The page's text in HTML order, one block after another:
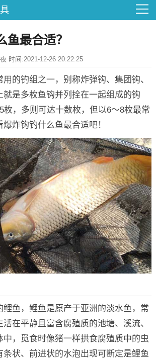
鱼最合适？
时间:2021-12-26 20:22:25
的钓组之一，别称炸弹钩、集团钩、
就是多枚鱼钩并列拴在一起组成的钩
枚，多则可达十数枚，但以6～8枚最常
炸钩钓什么鱼最合适吧！
鲤鱼，鲤鱼是原产于亚洲的淡水鱼，常
在平静且富含腐殖质的池塘、溪流、
中，觅食时像猪一样拱食腐殖质中的虫
条状、前进状的水泡出现可断定是鲤鱼